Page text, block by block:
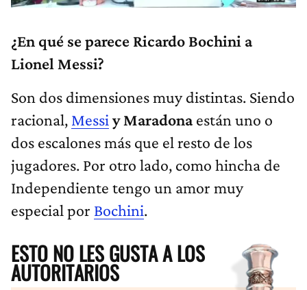
¿En qué se parece Ricardo Bochini a
Lionel Messi?
Son dos dimensiones muy distintas. Siendo
racional, Messi y Maradonaestán uno o
dos escalones más que el resto de los
jugadores. Por otro lado, como hincha de
Independiente tengo un amor muy
especial por Bochini.
ESTO NO LES GUSTA A LOS
AUTORITARIOS